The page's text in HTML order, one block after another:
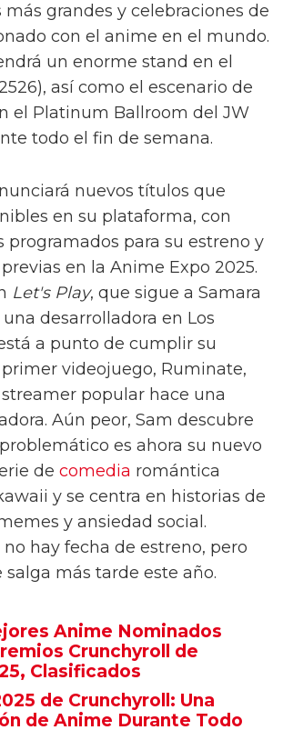
grandes y celebraciones de
con el anime en el mundo.
un enorme stand en el
así como el escenario de
el Platinum Ballroom del JW
todo el fin de semana.
nuevos títulos que
en su plataforma, con
programados para su estreno y
en la Anime Expo 2025.
Let's Play, que sigue a Samara
una desarrolladora en Los
a punto de cumplir su
videojuego, Ruminate,
popular hace una
Aún peor, Sam descubre
es ahora su nuevo
de comedia romántica
y se centra en historias de
y ansiedad social.
hay fecha de estreno, pero
salga más tarde este año.
Anime Nominados
Crunchyroll de
Clasificados
de Crunchyroll: Una
de Anime Durante Todo